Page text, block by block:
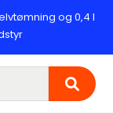
og 0,4 l